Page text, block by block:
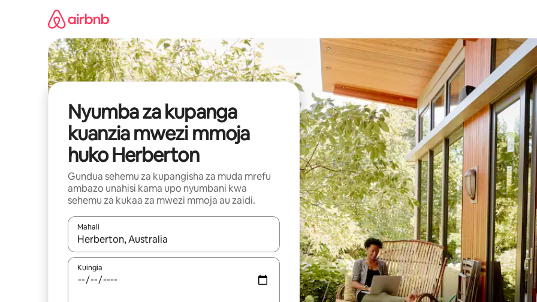
Nyumba za kupanga
kuanzia mwezi mmoja
huko Herberton
Gundua sehemu za kupangisha za muda mrefu
ambazo unahisi kama upo nyumbani kwa
sehemu za kukaa za mwezi mmoja au zaidi.
Mahali
Wakati matokeo yanapatikana, vinjari kwa kutumia vitufe vya vishale vya juu na chini au uchunguze kwa kugusa au
Kuingia